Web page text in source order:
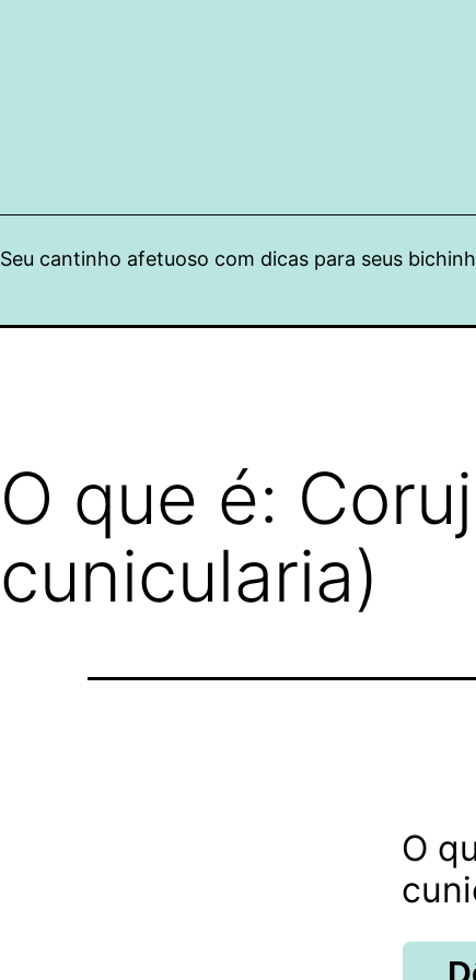
Seu cantinho afetuoso com dicas para seus
O que é:
cunicularia)
O